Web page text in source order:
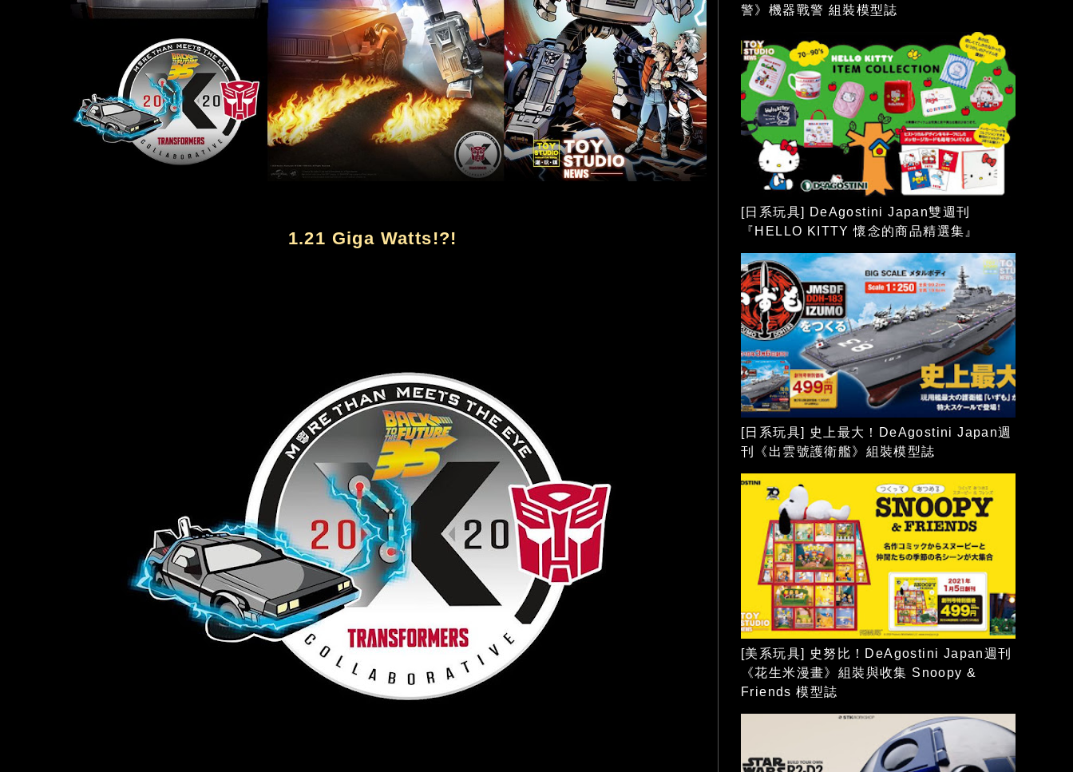
1.21 Giga Watts!?!
警》機器戰警 組裝模型誌
[日系玩具] DeAgostini Japan雙週刊
『HELLO KITTY 懷念的商品精選集』
[日系玩具] 史上最大！DeAgostini Japan週
刊《出雲號護衛艦》組裝模型誌
[美系玩具] 史努比！DeAgostini Japan週刊
《花生米漫畫》組裝與收集 Snoopy &
Friends 模型誌